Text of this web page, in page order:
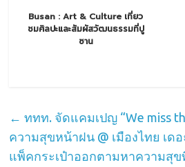
Busan : Art & Culture เที่ยว
ชมศิลปะและสัมผัสวัฒนธรรมที่ปู
ซาน
← ททท. จัดแคมเปญ “We miss
ความสุขหน้าฝน @ เมืองไทย เด
แพ็คกระเป๋าออกตามหาความสุ